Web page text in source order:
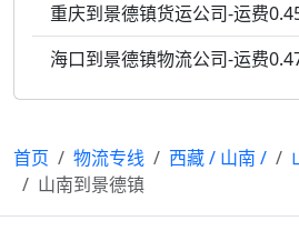
首页 物流专线 西藏/ 山南 /
山南到景德镇